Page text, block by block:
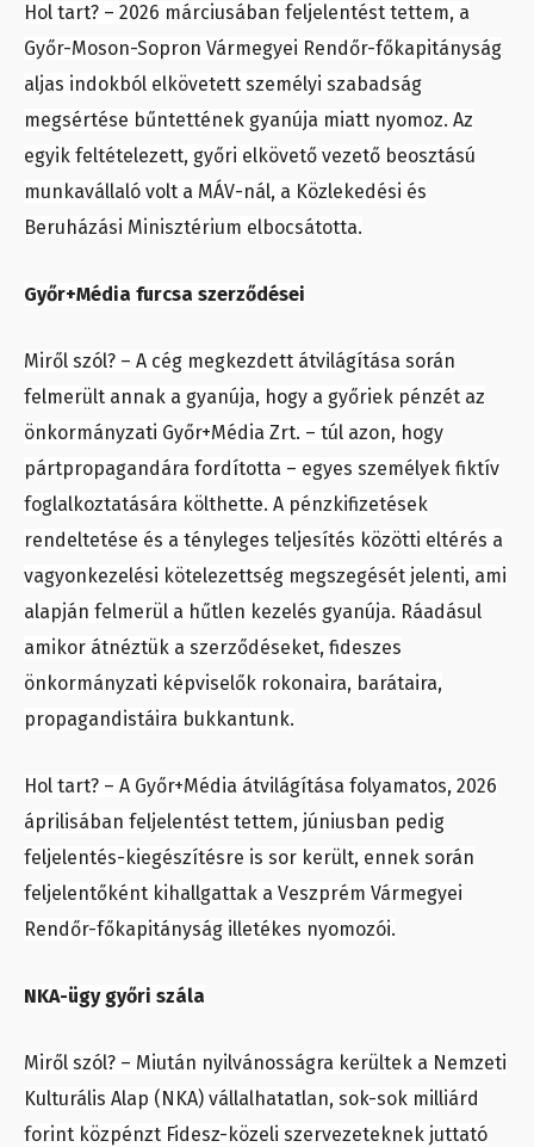
Hol tart? – 2026 márciusában feljelentést tettem, a
Győr-Moson-Sopron Vármegyei Rendőr-főkapitányság
aljas indokból elkövetett személyi szabadság
megsértése bűntettének gyanúja miatt nyomoz. Az
egyik feltételezett, győri elkövető vezető beosztású
munkavállaló volt a MÁV-nál, a Közlekedési és
Beruházási Minisztérium elbocsátotta.
Győr+Média furcsa szerződései
Miről szól? – A cég megkezdett átvilágítása során
felmerült annak a gyanúja, hogy a győriek pénzét az
önkormányzati Győr+Média Zrt. – túl azon, hogy
pártpropagandára fordította – egyes személyek fiktív
foglalkoztatására költhette. A pénzkifizetések
rendeltetése és a tényleges teljesítés közötti eltérés a
vagyonkezelési kötelezettség megszegését jelenti, ami
alapján felmerül a hűtlen kezelés gyanúja. Ráadásul
amikor átnéztük a szerződéseket, fideszes
önkormányzati képviselők rokonaira, barátaira,
propagandistáira bukkantunk.
Hol tart? – A Győr+Média átvilágítása folyamatos, 2026
áprilisában feljelentést tettem, júniusban pedig
feljelentés-kiegészítésre is sor került, ennek során
feljelentőként kihallgattak a Veszprém Vármegyei
Rendőr-főkapitányság illetékes nyomozói.
NKA-ügy győri szála
Miről szól? – Miután nyilvánosságra kerültek a Nemzeti
Kulturális Alap (NKA) vállalhatatlan, sok-sok milliárd
forint közpénzt Fidesz-közeli szervezeteknek juttató